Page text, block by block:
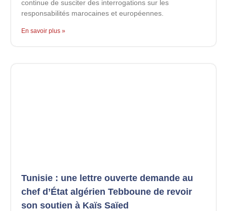
continue de susciter des interrogations sur les
responsabilités marocaines et européennes.
En savoir plus »
Tunisie : une lettre ouverte demande au
chef d’État algérien Tebboune de revoir
son soutien à Kaïs Saïed